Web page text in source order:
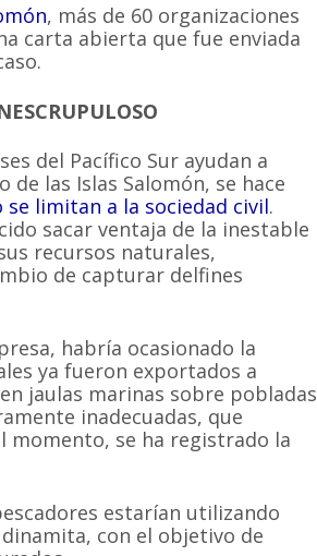
, más de 60 organizaciones
carta abierta que fue enviada
del Pacífico Sur ayudan a
las Islas Salomón, se hace
limitan a la sociedad civil.
sacar ventaja de la inestable
recursos naturales,
de capturar delfines
habría ocasionado la
ya fueron exportados a
jaulas marinas sobre pobladas
inadecuadas, que
momento, se ha registrado la
estarían utilizando
con el objetivo de